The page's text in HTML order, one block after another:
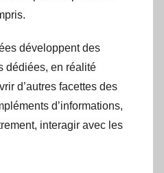
développent des
dédiées, en réalité
d’autres facettes des
d’informations,
interagir avec les